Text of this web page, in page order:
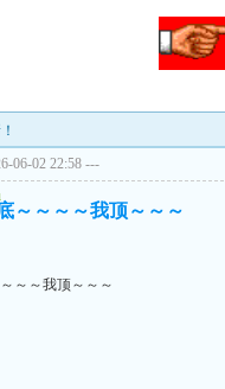
06-02 22:58 ---
～～～～我顶～～～
～～我顶～～～